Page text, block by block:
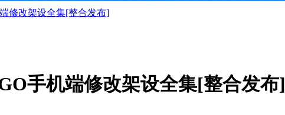
修改架设全集[整合发布]
手机端修改架设全集[整合发布]